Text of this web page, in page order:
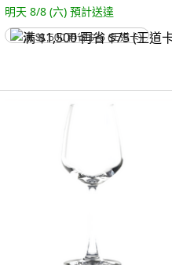
明天 8/8 (六) 預計送達
满 $1,500 再省 $75 (王道卡)